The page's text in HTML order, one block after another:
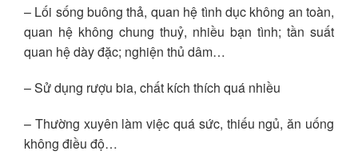
– Lối sống buông thả, quan hệ tình dục không an toàn,
quan hệ không chung thuỷ, nhiều bạn tình; tần suất
quan hệ dày đặc; nghiện thủ dâm…
– Sử dụng rượu bia, chất kích thích quá nhiều
– Thường xuyên làm việc quá sức, thiếu ngủ, ăn uống
không điều độ…